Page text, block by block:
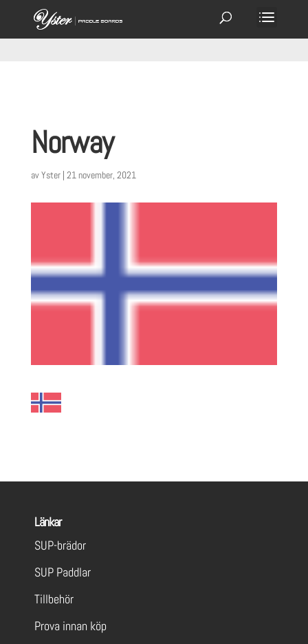
Norway
avYster| 21 november, 2021
Länkar
SUP-brädor
SUP Paddlar
Tillbehör
Prova innan köp